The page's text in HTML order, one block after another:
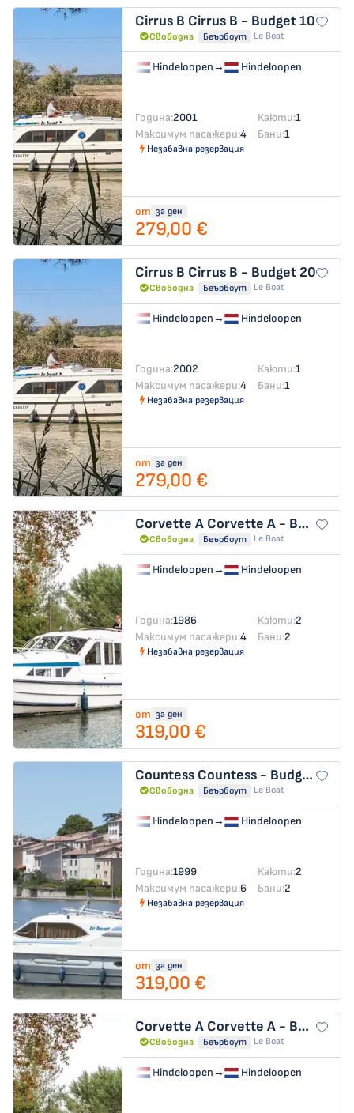
Cirrus B Cirrus B - Budget 10
Свободна Беърбоут Le Boat
Hindeloopen→ Hindeloopen
Година:2001 Каюти:1
Максимум пасажери:4 Бани:1
Незабавна резервация
от за ден
279,00 €
Cirrus B Cirrus B - Budget 20
Свободна Беърбоут Le Boat
Hindeloopen→ Hindeloopen
Година:2002 Каюти:1
Максимум пасажери:4 Бани:1
Незабавна резервация
от за ден
279,00 €
Corvette A Corvette A - Budget 8
Свободна Беърбоут Le Boat
Hindeloopen→ Hindeloopen
Година:1986 Каюти:2
Максимум пасажери:4 Бани:2
Незабавна резервация
от за ден
319,00 €
Countess Countess - Budget 7
Свободна Беърбоут Le Boat
Hindeloopen→ Hindeloopen
Година:1999 Каюти:2
Максимум пасажери:6 Бани:2
Незабавна резервация
от за ден
319,00 €
Corvette A Corvette A - Budget 2
Свободна Беърбоут Le Boat
Hindeloopen→ Hindeloopen